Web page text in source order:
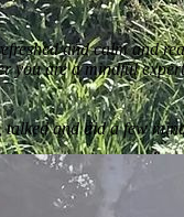
and calm and
you are a mindful
and did a few